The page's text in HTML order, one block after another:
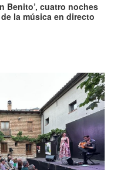
Benito’, cuatro noches
la música en directo